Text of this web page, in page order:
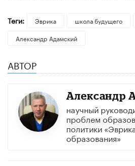
Теги: Эврика школа будущего
Александр Адамский
АВТОР
Александр
научный
проблем
политики
образования»